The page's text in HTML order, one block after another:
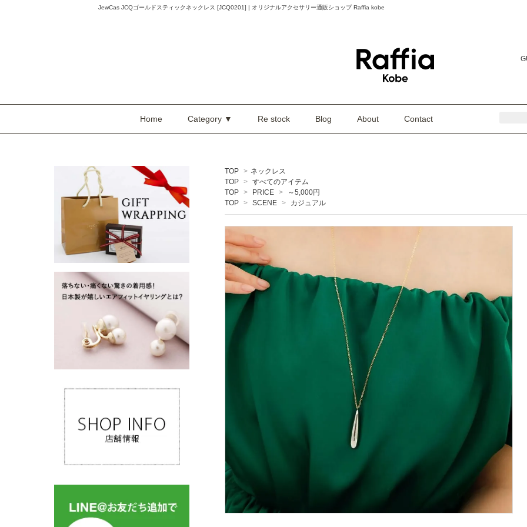
JewCas JCQゴールドスティックネックレス [JCQ0201] | オリジナルアクセサリー通販ショップ Raffia kobe
Home Category ▼ Re stock Blog About Contact
TOP > ネックレス
TOP > すべてのアイテム
TOP > PRICE >
～5,000円
TOP > SCENE > カジュアル